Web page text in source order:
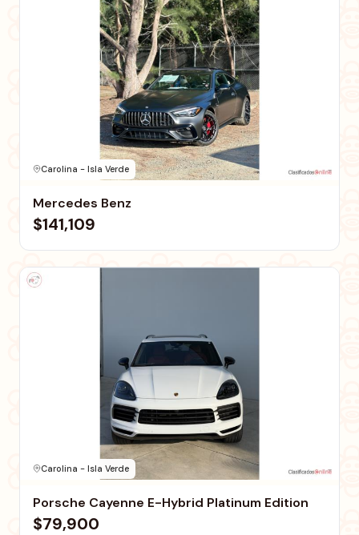
Carolina - Isla Verde
Mercedes Benz
$141,109
Carolina - Isla Verde
Porsche Cayenne E-Hybrid Platinum Edition
$79,900